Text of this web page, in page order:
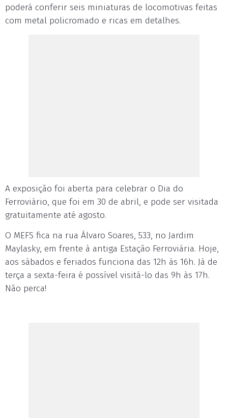
poderá conferir seis miniaturas de locomotivas feitas
com metal policromado e ricas em detalhes.
A exposição foi aberta para celebrar o Dia do
Ferroviário, que foi em 30 de abril, e pode ser visitada
gratuitamente até agosto.
O MEFS fica na rua Álvaro Soares, 533, no Jardim
Maylasky, em frente à antiga Estação Ferroviária. Hoje,
aos sábados e feriados funciona das 12h às 16h. Já de
terça a sexta-feira é possível visitá-lo das 9h às 17h.
Não perca!